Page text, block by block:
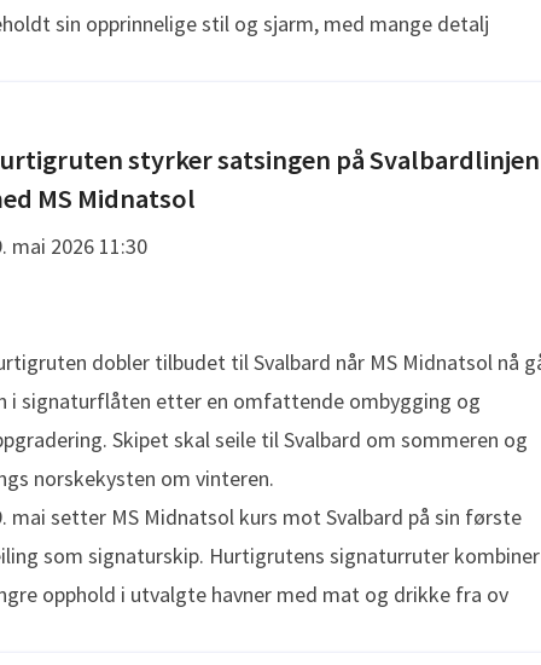
sin opprinnelige stil og sjarm, med mange detalj
styrker satsingen på Svalbardlinjen
MS Midnatsol
mai 2026 11:30
dobler tilbudet til Svalbard når MS Midnatsol nå
i signaturflåten etter en omfattende ombygging og
Skipet skal seile til Svalbard om sommeren og
norskekysten om vinteren.
mai setter MS Midnatsol kurs mot Svalbard på sin første
som signaturskip. Hurtigrutens signaturruter
opphold i utvalgte havner med mat og drikke fra ov